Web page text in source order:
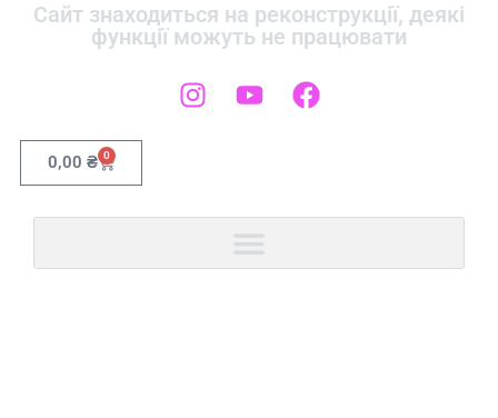
Сайт знаходиться на реконструкції, деякі
функції можуть не працювати
0,00 ₴ 0